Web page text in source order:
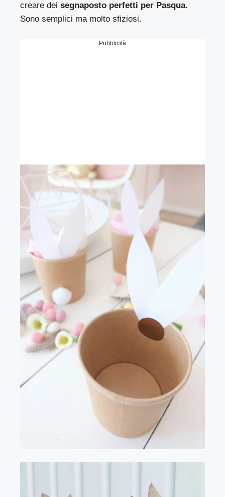
creare dei segnaposto perfetti per Pasqua.
Sono semplici ma molto sfiziosi.
Pubblicità